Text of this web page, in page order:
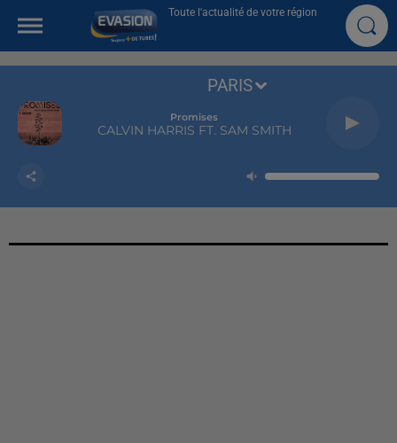
Toute l'actualité de votre région
Promises
CALVIN HARRIS FT. SAM SMITH
PARIS